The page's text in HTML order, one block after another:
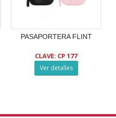
PASAPORTERA FLINT
CLAVE: CP 177
Ver detalles